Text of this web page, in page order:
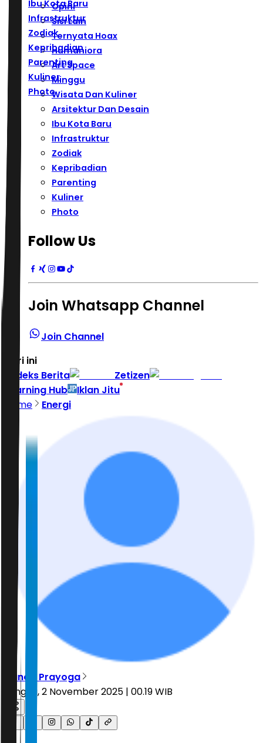
Ibu Kota Baru
Infrastruktur
Zodiak
Kepribadian
Parenting
Kuliner
Photo
Opini
Sisi Lain
Ternyata Hoax
Humaniora
Art Space
Minggu
Wisata Dan Kuliner
Arsitektur Dan Desain
Ibu Kota Baru
Infrastruktur
Zodiak
Kepribadian
Parenting
Kuliner
Photo
Follow Us
Join Whatsapp Channel
Join Channel
Hari ini
Indeks Berita
Zetizen
Learning Hub
Iklan Jitu
Home
Energi
Nanda Prayoga
Minggu, 2 November 2025 | 00.19 WIB